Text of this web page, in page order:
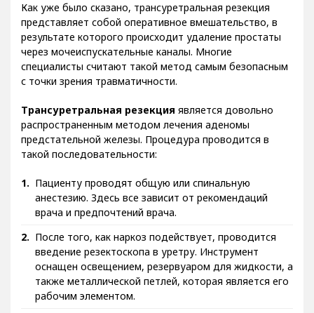
Как уже было сказано, трансуретральная резекция
представляет собой оперативное вмешательство, в
результате которого происходит удаление простаты
через мочеиспускательные каналы. Многие
специалисты считают такой метод самым безопасным
с точки зрения травматичности.
Трансуретральная резекция является довольно
распространенным методом лечения аденомы
предстательной железы. Процедура проводится в
такой последовательности:
Пациенту проводят общую или спинальную
анестезию. Здесь все зависит от рекомендаций
врача и предпочтений врача.
После того, как наркоз подействует, проводится
введение резектоскопа в уретру. Инструмент
оснащен освещением, резервуаром для жидкости, а
также металлической петлей, которая является его
рабочим элементом.